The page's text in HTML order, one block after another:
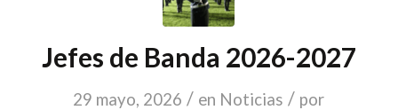
Jefes de Banda 2026-2027
29 mayo, 2026 / en Noticias / por